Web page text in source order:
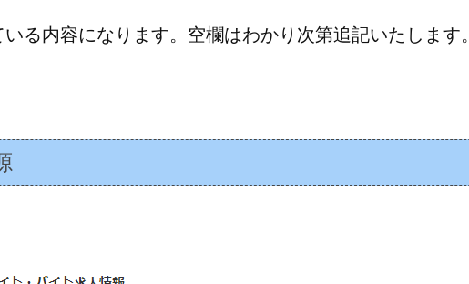
る内容になります。空欄はわかり次第追記いたします。